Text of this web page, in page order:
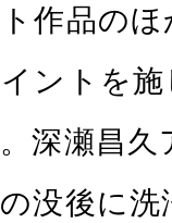
ト作品の
ントを
深瀬昌
没後に